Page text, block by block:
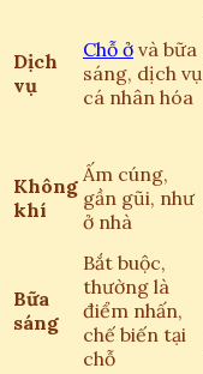
Dịch
vụ
Chỗ ở và bữa
sáng, dịch vụ
cá nhân hóa
Không
khí
Ấm cúng,
gần gũi, như
ở nhà
Bữa
sáng
Bắt buộc,
thường là
điểm nhấn,
chế biến tại
chỗ